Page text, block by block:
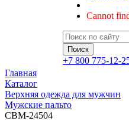
Cannot
+7 800 775-12-
Главная
Каталог
Верхняя одежда для мужчин
Мужские пальто
CBM-24504